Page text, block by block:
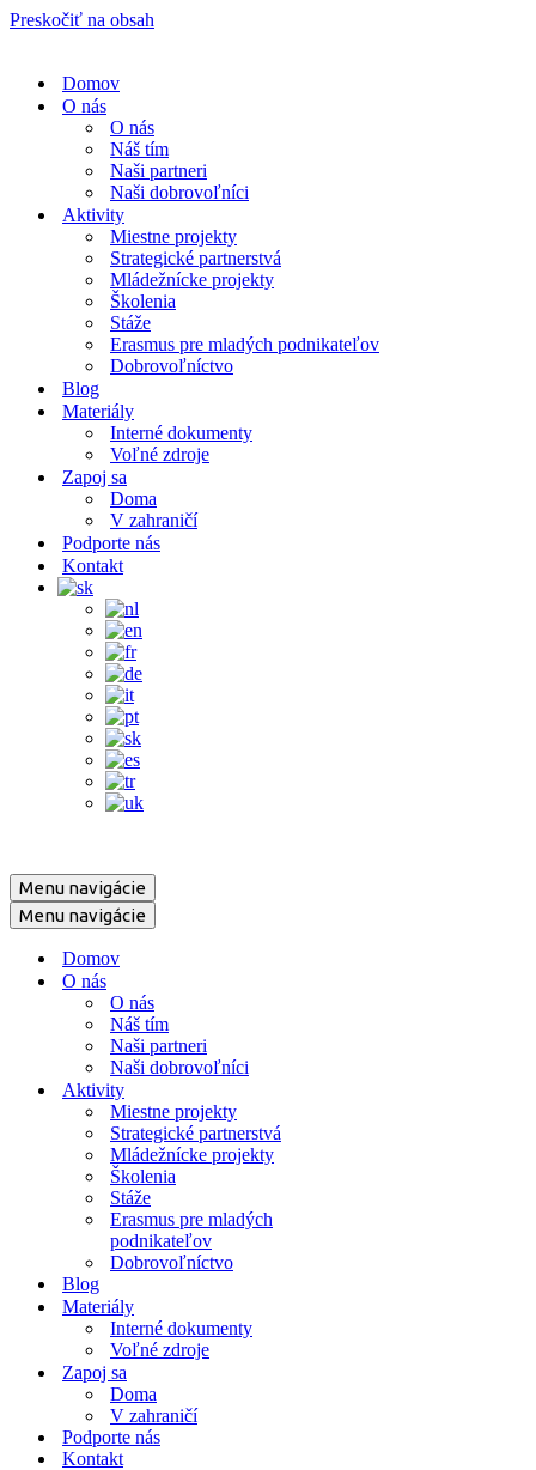
Preskočiť na obsah
Domov
O nás
O nás
Náš tím
Naši partneri
Naši dobrovoľníci
Aktivity
Miestne projekty
Strategické partnerstvá
Mládežnícke projekty
Školenia
Stáže
Erasmus pre mladých podnikateľov
Dobrovoľníctvo
Blog
Materiály
Interné dokumenty
Voľné zdroje
Zapoj sa
Doma
V zahraničí
Podporte nás
Kontakt
Menu navigácie
Menu navigácie
Domov
O nás
O nás
Náš tím
Naši partneri
Naši dobrovoľníci
Aktivity
Miestne projekty
Strategické partnerstvá
Mládežnícke projekty
Školenia
Stáže
Erasmus pre mladých
podnikateľov
Dobrovoľníctvo
Blog
Materiály
Interné dokumenty
Voľné zdroje
Zapoj sa
Doma
V zahraničí
Podporte nás
Kontakt